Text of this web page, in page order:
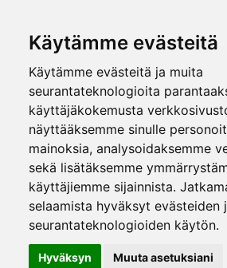
Käytämme evästeitä
Käytämme evästeitä ja muita
seurantateknologioita
käyttäjäkokemusta
näyttääksemme sinulle
mainoksia, analysoidaksemme
sekä lisätäksemme
käyttäjiemme sijainnista.
selaamista hyväksyt evästeiden
seurantateknologioiden käytön.
Hyväksyn Muuta asetuksiani